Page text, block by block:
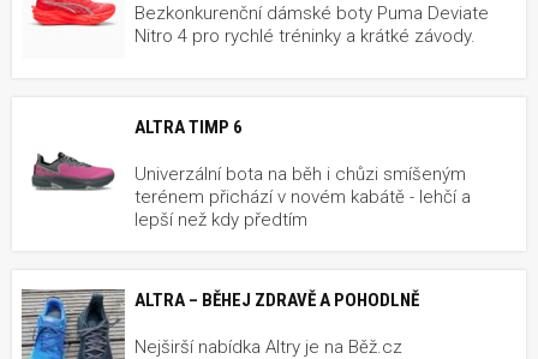
Bezkonkurenční dámské boty Puma Deviate
Nitro 4 pro rychlé tréninky a krátké závody.
ALTRA TIMP 6
Univerzální bota na běh i chůzi smíšeným
terénem přichází v novém kabátě - lehčí a
lepší než kdy předtím
ALTRA – BĚHEJ ZDRAVĚ A POHODLNĚ
Nejširší nabídka Altry je na Běž.cz